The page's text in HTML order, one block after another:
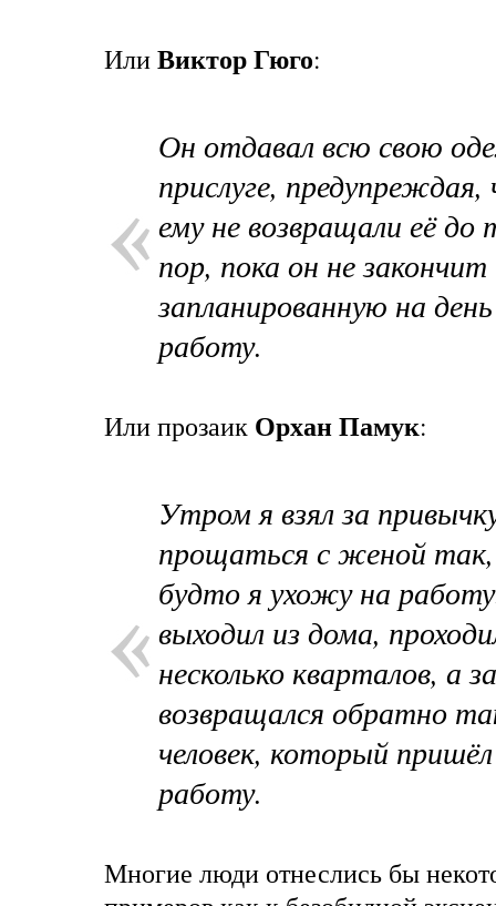
ИлиВиктор Гюго:
Он отдавал всю свою
прислуге,
ему не возвращали её до
пор, пока он не закончит
запланированную на день
работу.
Или прозаик Орхан Памук:
Утром я взял за
прощаться с женой
будто я ухожу на
выходил из дома,
несколько кварталов, а
возвращался обратно
человек, который
работу.
Многие люди отнеслись бы